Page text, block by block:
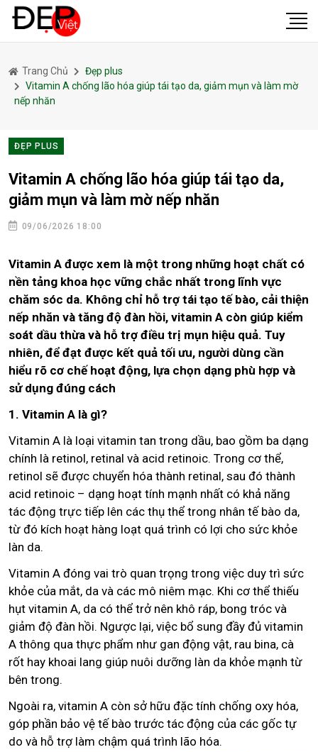
Trang Chủ
Đẹp plus
Vitamin A chống lão hóa giúp tái tạo da, giảm mụn và làm mờ
nếp nhăn
ĐẸP PLUS
Vitamin A chống lão hóa giúp tái tạo da,
giảm mụn và làm mờ nếp nhăn
09/06/2026 18:00
Vitamin A được xem là một trong những hoạt chất có
nền tảng khoa học vững chắc nhất trong lĩnh vực
chăm sóc da. Không chỉ hỗ trợ tái tạo tế bào, cải thiện
nếp nhăn và tăng độ đàn hồi, vitamin A còn giúp kiểm
soát dầu thừa và hỗ trợ điều trị mụn hiệu quả. Tuy
nhiên, để đạt được kết quả tối ưu, người dùng cần
hiểu rõ cơ chế hoạt động, lựa chọn dạng phù hợp và
sử dụng đúng cách
1. Vitamin A là gì?
Vitamin A là loại vitamin tan trong dầu, bao gồm ba dạng
chính là retinol, retinal và acid retinoic. Trong cơ thể,
retinol sẽ được chuyển hóa thành retinal, sau đó thành
acid retinoic – dạng hoạt tính mạnh nhất có khả năng
tác động trực tiếp lên các thụ thể trong nhân tế bào da,
từ đó kích hoạt hàng loạt quá trình có lợi cho sức khỏe
làn da.
Vitamin A đóng vai trò quan trọng trong việc duy trì sức
khỏe của mắt, da và các mô niêm mạc. Khi cơ thể thiếu
hụt vitamin A, da có thể trở nên khô ráp, bong tróc và
giảm độ đàn hồi. Ngược lại, việc bổ sung đầy đủ vitamin
A thông qua thực phẩm như gan động vật, rau bina, cà
rốt hay khoai lang giúp nuôi dưỡng làn da khỏe mạnh từ
bên trong.
Ngoài ra, vitamin A còn sở hữu đặc tính chống oxy hóa,
góp phần bảo vệ tế bào trước tác động của các gốc tự
do và hỗ trợ làm chậm quá trình lão hóa.